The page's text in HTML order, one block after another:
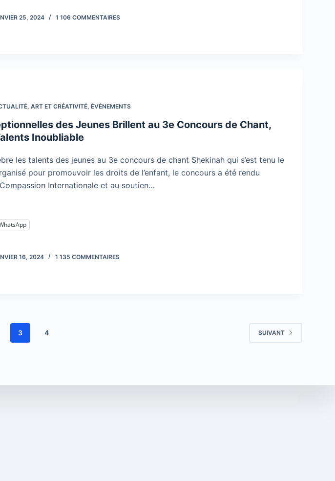
25, 2024 1 106 COMMENTAIRES
,ART ET CRÉATIVITÉ,ÉVÉNEMENTS
des Jeunes Brillent au 3e Concours de Chant,
Inoubliable
les talents des jeunes au 3e concours de chant Shekinah qui s’est tenu le
pour promouvoir les droits de l’enfant, le concours a été rendu
Internationale et au soutien…
16, 2024 1 135 COMMENTAIRES
3 4 SUIVANT